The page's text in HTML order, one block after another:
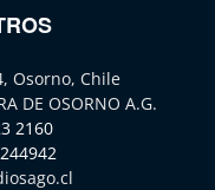
Osorno, Chile
DE OSORNO A.G.
2160